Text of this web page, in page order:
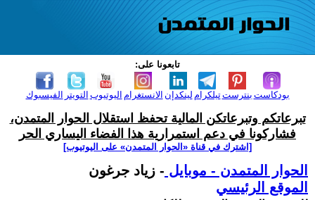
تابعونا على:
الفيسبوك التويتر اليوتيوب الانستغرام لينكدإن تيلكرامبنترست بودكاست
تبرعاتكم وتبرعاتكن المالية تحفظ استقلال الحوار المتمدن،
فشاركونا في دعم استمرارية هذا الفضاء اليساري الحر
[اشترك في قناة ‫«الحوار المتمدن» على اليوتيوب]
الحوار المتمدن - موبايل - زياد جرغون
الموقع الرئيسي